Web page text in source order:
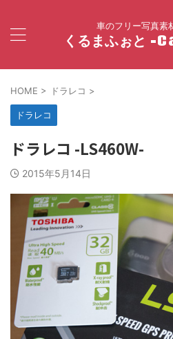
車のフリー写真素
くるまふぉと
HOME > ドラレコ >
ドラレコ
ドラレコ -LS460W-
2015年5月14日